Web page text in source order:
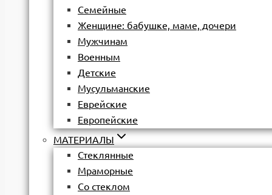
Семейные
Женщине: бабушке, маме, дочери
Мужчинам
Военным
Детские
Мусульманские
Еврейские
Европейские
МАТЕРИАЛЫ
Стеклянные
Мраморные
Со стеклом